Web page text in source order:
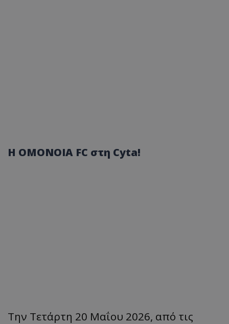
Η ΟΜΟΝΟΙΑ FC στη Cyta!
Την Τετάρτη 20 Μαΐου 2026, από τις